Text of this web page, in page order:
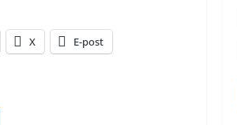
X E-post